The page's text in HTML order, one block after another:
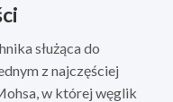
służąca do
z najczęściej
w której węglik